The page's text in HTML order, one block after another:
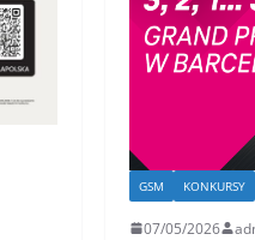
GSM KONKURSY
07/05/2026